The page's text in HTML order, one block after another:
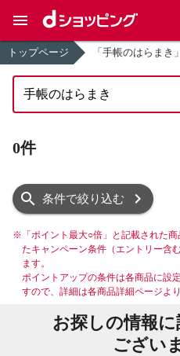
トップページ 「手帳のはらまき
0件
条件で絞り込む
※ 「ポイント最大○倍」と記載された
たキャンペーン条件（エントリー含
ます。
ポイントアップの条件は各商品に設
すので、詳細は各商品詳細ページよ
お探しの情報
ござい